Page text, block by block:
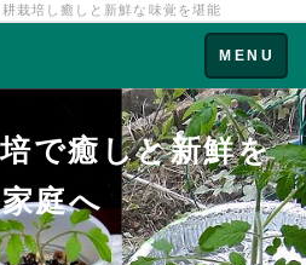
栽培し癒しと新鮮な味覚を堪能
Toggle
navigation
MENU
で癒しと新鮮を
庭へ